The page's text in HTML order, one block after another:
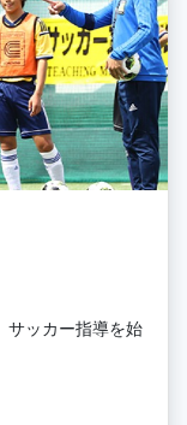
サッカー指導を始